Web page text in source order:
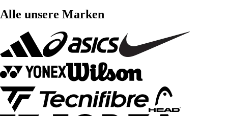
Alle unsere Marken